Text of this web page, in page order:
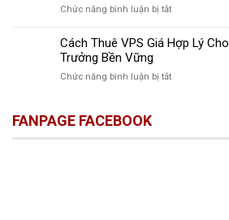
Làm
Suất
Việc
Freelancer:
Pháp
Công
Nay
Chức năng bình luận bị tắtở
Pháp
Thuê
Tối
Cách Thuê VPS Giá Hợp Lý
Trưởng Bền Vững
Chức năng bình luận bị tắtở
FANPAGE FACEBOOK